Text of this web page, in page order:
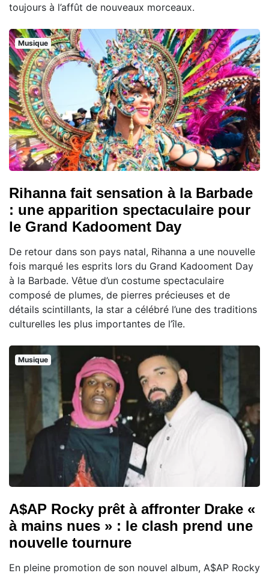
toujours à l’affût de nouveaux morceaux.
Musique
Rihanna fait sensation à la Barbade
: une apparition spectaculaire pour
le Grand Kadooment Day
De retour dans son pays natal, Rihanna a une nouvelle
fois marqué les esprits lors du Grand Kadooment Day
à la Barbade. Vêtue d’un costume spectaculaire
composé de plumes, de pierres précieuses et de
détails scintillants, la star a célébré l’une des traditions
culturelles les plus importantes de l’île.
Musique
A$AP Rocky prêt à affronter Drake «
à mains nues » : le clash prend une
nouvelle tournure
En pleine promotion de son nouvel album, A$AP Rocky